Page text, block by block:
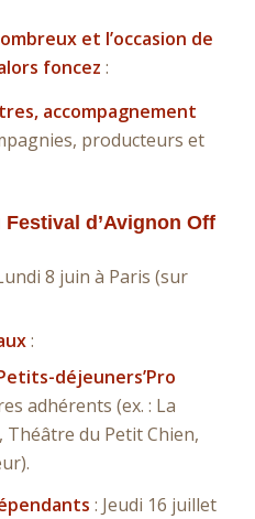
et l’occasion de
foncez :
accompagnement
producteurs et
d’Avignon Off
8 juin à Paris (sur
:
déjeuners’Pro
adhérents (ex. : La
Théâtre du Petit Chien,
: Jeudi 16 juillet